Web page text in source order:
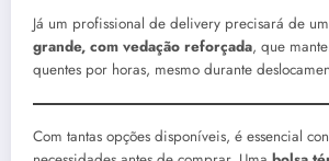
Já um profissional de delivery precisará de
grande, com vedação reforçada, que
quentes por horas, mesmo durante
Com tantas opções disponíveis, é essencial